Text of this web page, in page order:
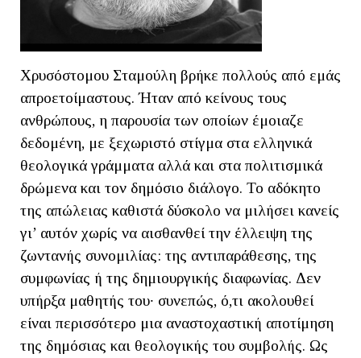
Χρυσόστoμου Σταμούλη βρήκε πολλούς από εμάς
απροετοίμαστους. Ήταν από κείνους τους
ανθρώπους, η παρουσία των οποίων έμοιαζε
δεδομένη, με ξεχωριστό στίγμα στα ελληνικά
θεολογικά γράμματα αλλά και στα πολιτισμικά
δρώμενα και τον δημόσιο διάλογο. Το αδόκητο
της απώλειας καθιστά δύσκολο να μιλήσει κανείς
γι’ αυτόν χωρίς να αισθανθεί την έλλειψη της
ζωντανής συνομιλίας: της αντιπαράθεσης, της
συμφωνίας ή της δημιουργικής διαφωνίας. Δεν
υπήρξα μαθητής του∙ συνεπώς, ό,τι ακολουθεί
είναι περισσότερο μια αναστοχαστική αποτίμηση
της δημόσιας και θεολογικής του συμβολής. Ως